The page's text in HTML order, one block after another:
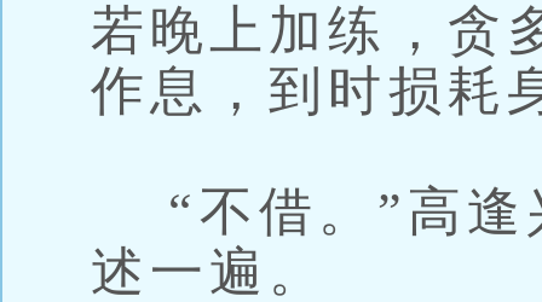
若晚上加练，贪
作息，到时损耗
“不借。”高逢
述一遍。